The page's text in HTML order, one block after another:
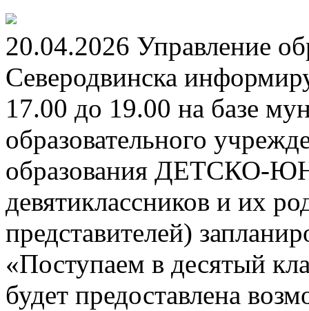
20.04.2026 Управление
Северодвинска
17.00 до 19.00 на базе
образовательного
образования
девятиклассников и их
представителей)
«Поступаем в десятый
будет предоставлена